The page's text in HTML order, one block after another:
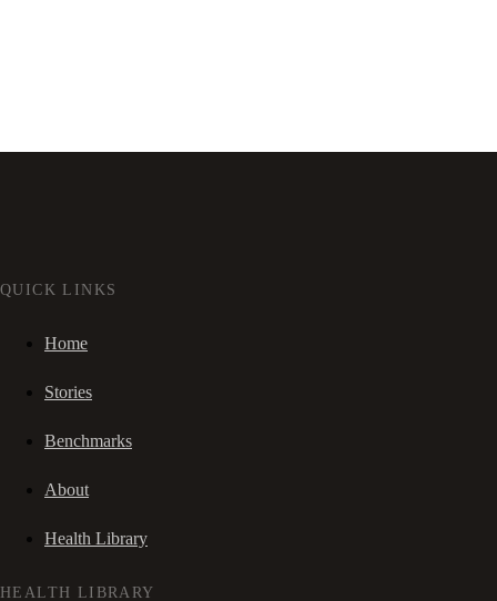
QUICK LINKS
Home
Stories
Benchmarks
About
Health Library
HEALTH LIBRARY